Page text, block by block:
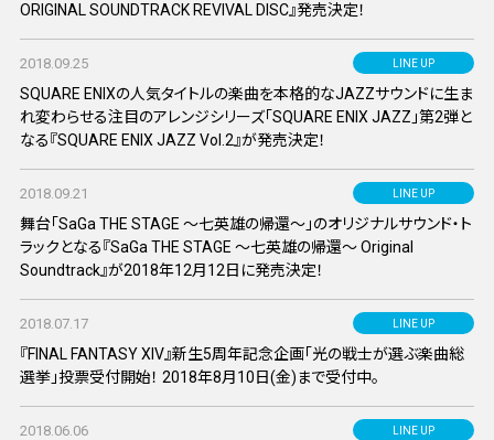
ORIGINAL SOUNDTRACK REVIVAL DISC』発売決定！
LINE UP
2018.09.25
SQUARE ENIXの人気タイトルの楽曲を本格的なJAZZサウンドに生ま
れ変わらせる注目のアレンジシリーズ「SQUARE ENIX JAZZ」第2弾と
なる『SQUARE ENIX JAZZ Vol.2』が発売決定！
LINE UP
2018.09.21
舞台「SaGa THE STAGE ～七英雄の帰還～」のオリジナルサウンド・ト
ラックとなる『SaGa THE STAGE ～七英雄の帰還～ Original
Soundtrack』が2018年12月12日に発売決定！
LINE UP
2018.07.17
『FINAL FANTASY XIV』新生5周年記念企画「光の戦士が選ぶ楽曲総
選挙」投票受付開始！ 2018年8月10日(金)まで受付中。
LINE UP
2018.06.06